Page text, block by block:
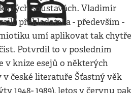
soustavách. Vladimír
překladatel a - především -
umí aplikovat tak chytře
Potvrdil to v posledním
v knize esejů o některých
české literatuře Šťastný věk
1948- 1989), letos v červnu pak